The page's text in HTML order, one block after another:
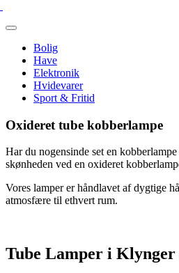
Bolig
Have
Elektronik
Hvidevarer
Sport & Fritid
Oxideret tube kobberlampe
Har du nogensinde set en
skønheden ved en oxideret
Vores lamper er håndlavet af dygtige
atmosfære til ethvert rum.
Tube Lamper i